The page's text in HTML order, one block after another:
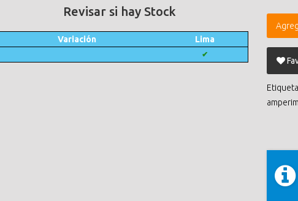
Revisar si hay Stock
Variación Lima
✔